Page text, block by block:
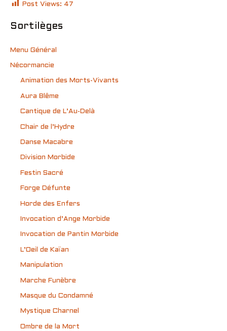
Post Views: 47
Sortilèges
Menu Général
Nécormancie
Animation des Morts-Vivants
Aura Blême
Cantique de L’Au-Delà
Chair de l’Hydre
Danse Macabre
Division Morbide
Festin Sacré
Forge Défunte
Horde des Enfers
Invocation d’Ange Morbide
Invocation de Pantin Morbide
L’Oeil de Kaïan
Manipulation
Marche Funèbre
Masque du Condamné
Mystique Charnel
Ombre de la Mort